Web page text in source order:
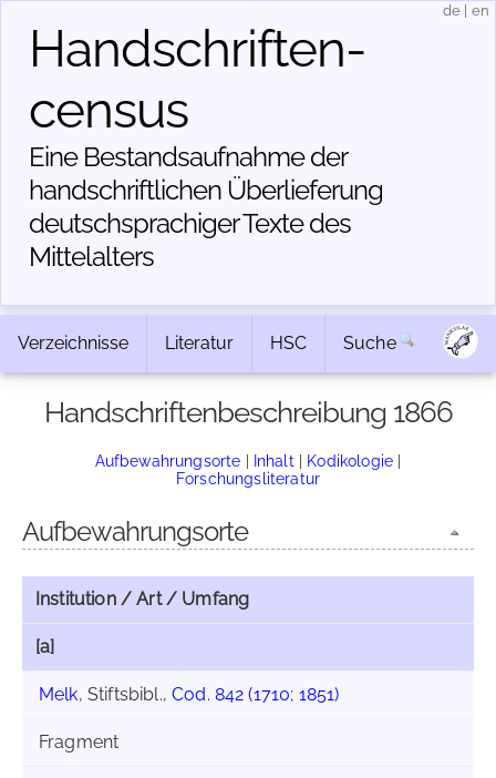
Handschriften­
census
Eine Bestandsaufnahme der
handschriftlichen Über­lieferung
deutschsprachiger Texte des
Mittelalters
de en
Verzeichnisse Literatur HSC Suche
Handschriftenbeschreibung 1866
Aufbewahrungsorte | Inhalt | Kodikologie |
Forschungsliteratur
Aufbewahrungsorte
Institution / Art / Umfang
[a]
Melk, Stiftsbibl.,Cod. 842 (1710; 1851)
Fragment